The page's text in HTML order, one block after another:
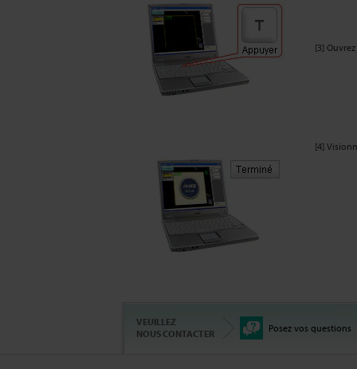
[3]
[4]
VEUILLEZ
NOUS CONTACTER
Posez vos questions